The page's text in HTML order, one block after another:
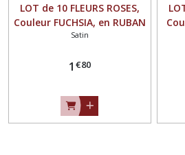
LOT de 10 FLEURS ROSES,
Couleur FUCHSIA, en RUBAN
SATIN ** 15 mm ** à
Satin
1 €80
en